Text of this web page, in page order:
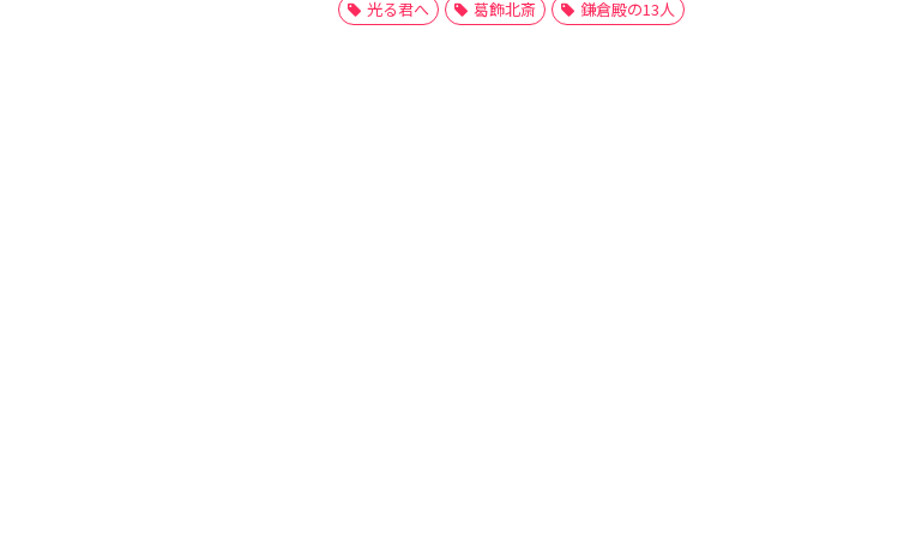
光る君へ 葛飾北斎 鎌倉殿の13人